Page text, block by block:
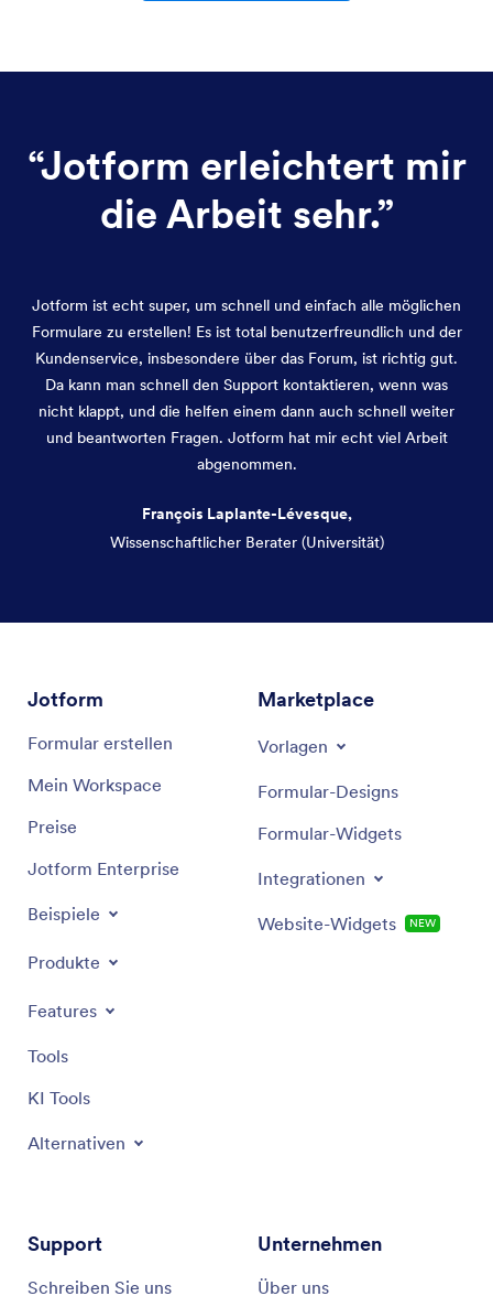
“Jotform erleichtert mir
die Arbeit sehr.”
Jotform ist echt super, um schnell und einfach alle möglichen
Formulare zu erstellen! Es ist total benutzerfreundlich und der
Kundenservice, insbesondere über das Forum, ist richtig gut.
Da kann man schnell den Support kontaktieren, wenn was
nicht klappt, und die helfen einem dann auch schnell weiter
und beantworten Fragen. Jotform hat mir echt viel Arbeit
abgenommen.
François Laplante-Lévesque,
Wissenschaftlicher Berater (Universität)
Jotform
Formular erstellen
Mein Workspace
Preise
Jotform Enterprise
Beispiele
Produkte
Features
Tools
KI Tools
Alternativen
Marketplace
Vorlagen
Formular-Designs
Formular-Widgets
Integrationen
Website-Widgets NEW
Support
Schreiben Sie uns
Unternehmen
Über uns